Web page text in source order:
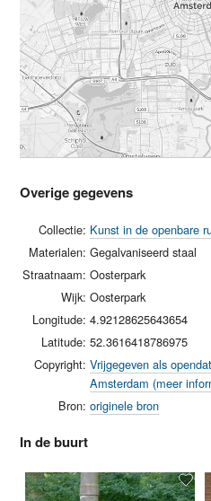
Overige gegevens
Collectie: Kunst in de openbare
Materialen: Gegalvaniseerd staal
Straatnaam: Oosterpark
Wijk: Oosterpark
Longitude: 4.92128625643654
Latitude: 52.3616418786975
Copyright: Vrijgegeven als
Amsterdam (meer
Bron: originele bron
In de buurt